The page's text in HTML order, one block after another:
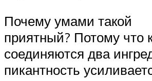
Почему умами такой
приятный? Потому что
соединяются два
пикантность